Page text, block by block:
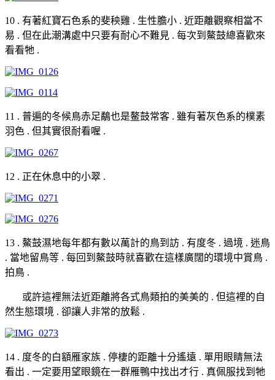
10 . 有著紅寶石色系的斐秧雞 . 生性膽小 . 近距離觀察相當不
易 . 但在此潮溝處中只要有耐心不難見 . 每次到鰲鼓總喜歡來
看看牠 .
11 . 普遍的冬候鳥赤足鷸也是鳌鼓常客 . 雖有著灰色系的樸素
羽色 . 但其實很耐看喔 .
12 . 正在休息中的小翠 .
13 . 鰲鼓濕地每年都有數以萬計的鳥到訪 . 有度冬 . 過境 . 迷鳥
. 當地留鳥等 . 每回到鰲鼓時就喜歡在這樣廣闊的環境中賞鳥 .
拍鳥 .
或許這裡無法近距離將各式鳥類拍的美美的 . 但這裡的自
然生態環境 . 卻讓人非常的放鬆 .
14 . 度冬的白額雁家族 . 停棲的距離十分遙遠 . 單用眼睛無法
看出 . 一定要用望眼鏡在一群雁鴨中找出才行 . 真佩服找到牠